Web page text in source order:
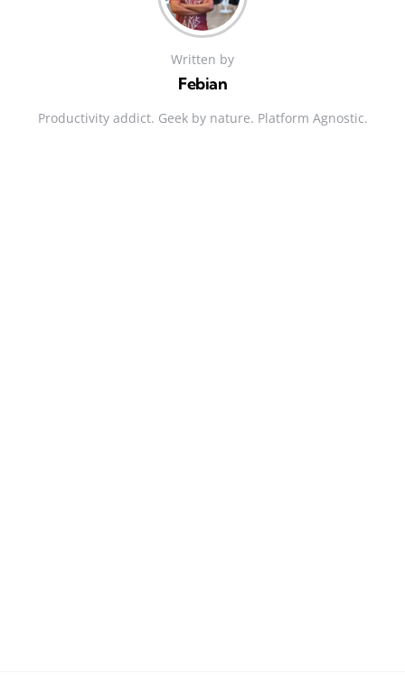
Written by
Febian
Productivity addict. Geek by nature. Platform Agnostic.